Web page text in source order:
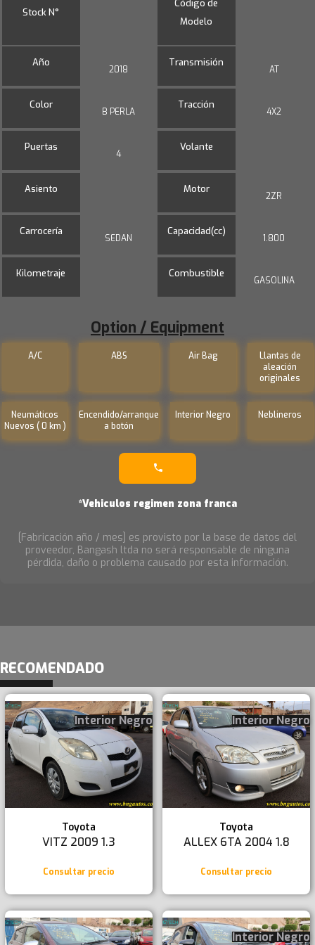
Stock N°
Código de
Modelo
Año
2018
Transmisión
AT
Color
B PERLA
Tracción
4X2
Puertas
4
Volante
Asiento Motor
2ZR
Carrocería
SEDAN
Capacidad(cc)
1.800
Kilometraje Combustible
GASOLINA
Option / Equipment
A/C ABS Air Bag
Llantas de
aleación
originales
Neumáticos
Nuevos ( 0 km )
Encendido/arranque
a botón
Interior Negro Neblineros
*Vehiculos regimen zona franca
[Fabricación año / mes] es provisto por la base de datos del
proveedor, Bangash ltda no será responsable de ninguna
pérdida, daño o problema causado por esta información.
RECOMENDADO
Toyota
VITZ 2009 1.3
Consultar precio
Interior Negro
Toyota
ALLEX 6TA 2004 1.8
Consultar precio
Interior Negro
Interior Negro